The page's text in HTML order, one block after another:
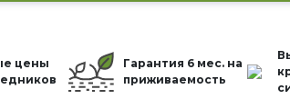
цены
Гарантия 6 мес. на
приживаемость